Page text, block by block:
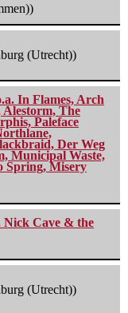
(Utrecht))
In Flames, Arch
Alestorm, The
Paleface
Der Weg
Municipal Waste,
Spring, Misery
Nick Cave & the
(Utrecht))